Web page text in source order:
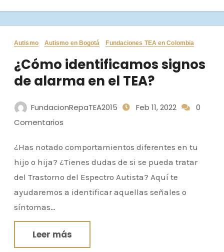
Autismo Autismo en Bogotá Fundaciones TEA en Colombia
¿Cómo identificamos signos
de alarma en el TEA?
FundacionRepaTEA2015 Feb 11, 2022
0
Comentarios
¿Has notado comportamientos diferentes en tu
hijo o hija? ¿Tienes dudas de si se pueda tratar
del Trastorno del Espectro Autista? Aquí te
ayudaremos a identificar aquellas señales o
síntomas…
Leer más